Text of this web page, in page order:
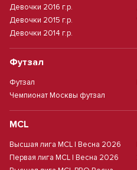
Девочки 2016 г.р.
Девочки 2015 г.р.
Девочки 2014 г.р.
Футзал
Футзал
Чемпионат Москвы футзал
MCL
Высшая лига MCL | Весна 2026
Первая лига MCL | Весна 2026